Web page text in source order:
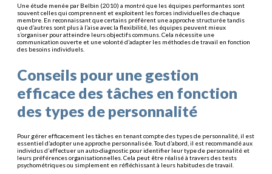
Une étude menée par Belbin (2010) a montré que les équipes performantes sont
souvent celles qui comprennent et exploitent les forces individuelles de chaque
membre. En reconnaissant que certains préfèrent une approche structurée tandis
que d’autres sont plus à l’aise avec la flexibilité, les équipes peuvent mieux
s’organiser pour atteindre leurs objectifs communs. Cela nécessite une
communication ouverte et une volonté d’adapter les méthodes de travail en fonction
des besoins individuels.
Conseils pour une gestion
efficace des tâches en fonction
des types de personnalité
Pour gérer efficacement les tâches en tenant compte des types de personnalité, il est
essentiel d’adopter une approche personnalisée. Tout d’abord, il est recommandé aux
individus d’effectuer un auto-diagnostic pour identifier leur type de personnalité et
leurs préférences organisationnelles. Cela peut être réalisé à travers des tests
psychométriques ou simplement en réfléchissant à leurs habitudes de travail.